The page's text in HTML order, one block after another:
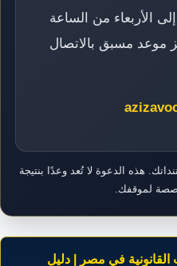
الأربعاء من الساعة
بحجز موعد مسبق بالاتصال
هذه الدعوة لا تُعد وعدًا بنتيجة
لموقفك.
في مصر | دليل